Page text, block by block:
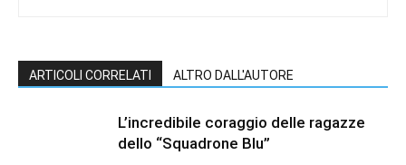
ARTICOLI CORRELATI ALTRO DALL'AUTORE
L’incredibile coraggio delle ragazze
dello “Squadrone Blu”